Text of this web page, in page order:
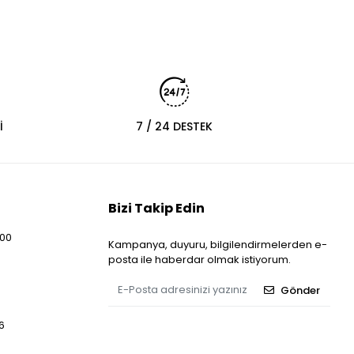
7 / 24 DESTEK
Bizi Takip Edin
Kampanya, duyuru, bilgilendirmelerden e-
posta ile haberdar olmak istiyorum.
Gönder